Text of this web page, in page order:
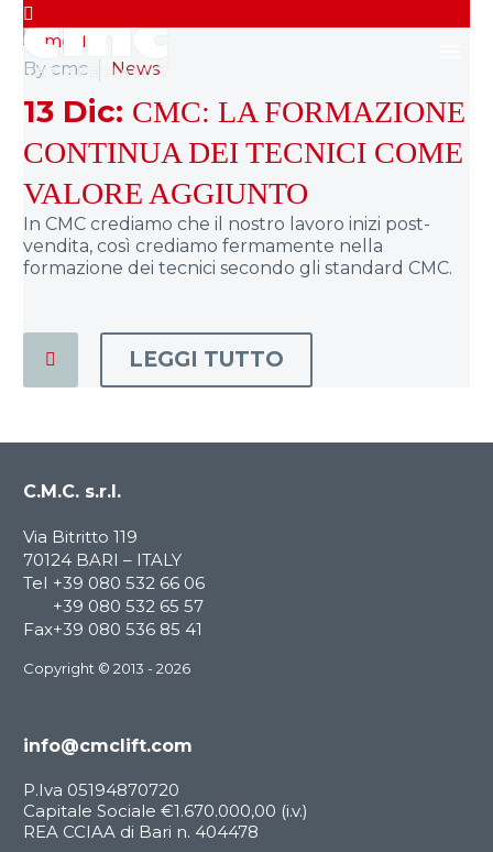

By cmc News
13 Dic: CMC: LA FORMAZIONE
CONTINUA DEI TECNICI COME
VALORE AGGIUNTO
In CMC crediamo che il nostro lavoro inizi post-
vendita, così crediamo fermamente nella
formazione dei tecnici secondo gli standard CMC.
LEGGI TUTTO
C.M.C. s.r.l.
Via Bitritto 119
70124 BARI – ITALY
Tel +39 080 532 66 06
+39 080 532 65 57
Fax+39 080 536 85 41
Copyright © 2013 - 2026
info@cmclift.com
P.Iva 05194870720
Capitale Sociale €1.670.000,00 (i.v.)
REA CCIAA di Bari n. 404478